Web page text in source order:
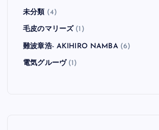
未分類 (4)
毛皮のマリーズ (1)
難波章浩- AKIHIRO NAMBA(6)
電気グルーヴ(1)